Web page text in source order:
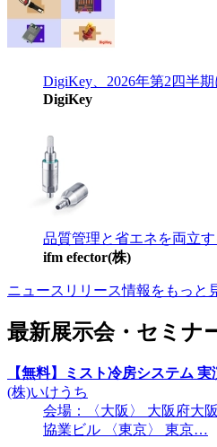
DigiKey、2026年第2四半
DigiKey
品質管理と省エネを両立
ifm efector(株)
ニュースリリース情報をもっと
最新展示会・セミナ
【無料】ミスト冷房システム
(株)いけうち
会場：〈大阪〉 大阪府大
協業ビル 〈東京〉 東京…